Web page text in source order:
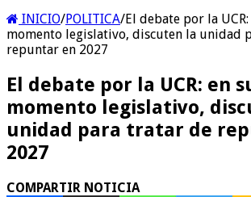
INICIO/POLITICA/El debate por la
momento legislativo, discuten la unidad
repuntar en 2027
El debate por la UCR: en
momento legislativo,
unidad para tratar de
2027
COMPARTIR NOTICIA